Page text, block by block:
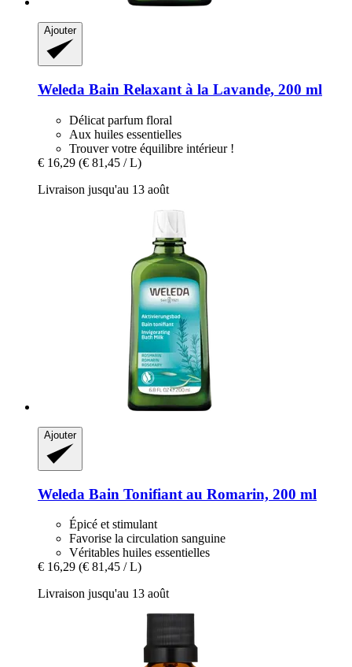
Ajouter
Weleda Bain Relaxant à la Lavande, 200 ml
Délicat parfum floral
Aux huiles essentielles
Trouver votre équilibre intérieur !
€ 16,29 (€ 81,45 / L)
Livraison jusqu'au 13 août
Ajouter
Weleda Bain Tonifiant au Romarin, 200 ml
Épicé et stimulant
Favorise la circulation sanguine
Véritables huiles essentielles
€ 16,29 (€ 81,45 / L)
Livraison jusqu'au 13 août